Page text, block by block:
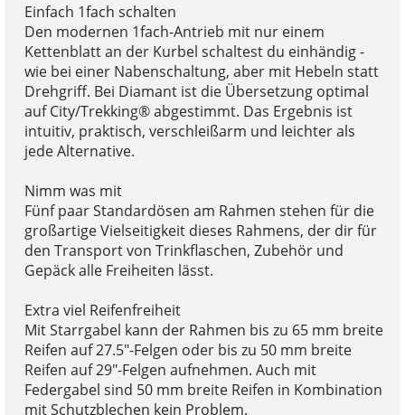
Einfach 1fach schalten
Den modernen 1fach-Antrieb mit nur einem
Kettenblatt an der Kurbel schaltest du einhändig -
wie bei einer Nabenschaltung, aber mit Hebeln statt
Drehgriff. Bei Diamant ist die Übersetzung optimal
auf City/Trekking® abgestimmt. Das Ergebnis ist
intuitiv, praktisch, verschleißarm und leichter als
jede Alternative.
Nimm was mit
Fünf paar Standardösen am Rahmen stehen für die
großartige Vielseitigkeit dieses Rahmens, der dir für
den Transport von Trinkflaschen, Zubehör und
Gepäck alle Freiheiten lässt.
Extra viel Reifenfreiheit
Mit Starrgabel kann der Rahmen bis zu 65 mm breite
Reifen auf 27.5"-Felgen oder bis zu 50 mm breite
Reifen auf 29"-Felgen aufnehmen. Auch mit
Federgabel sind 50 mm breite Reifen in Kombination
mit Schutzblechen kein Problem.